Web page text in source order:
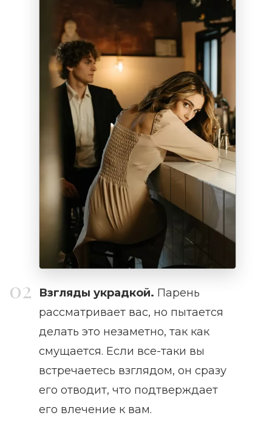
Взгляды украдкой. Парень
рассматривает вас, но пытается
делать это незаметно, так как
смущается. Если все-таки вы
встречаетесь взглядом, он сразу
его отводит, что подтверждает
его влечение к вам.